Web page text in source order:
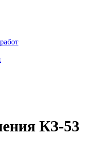
КЗ-53